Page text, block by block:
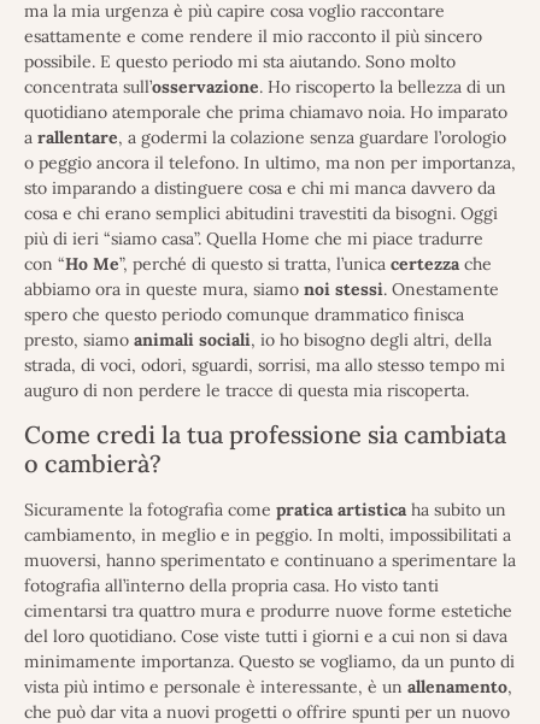
ma la mia urgenza è più capire cosa voglio raccontare
esattamente e come rendere il mio racconto il più sincero
possibile. E questo periodo mi sta aiutando. Sono molto
concentrata sull’osservazione. Ho riscoperto la bellezza di un
quotidiano atemporale che prima chiamavo noia. Ho imparato
a rallentare, a godermi la colazione senza guardare l’orologio
o peggio ancora il telefono. In ultimo, ma non per importanza,
sto imparando a distinguere cosa e chi mi manca davvero da
cosa e chi erano semplici abitudini travestiti da bisogni. Oggi
più di ieri “siamo casa”. Quella Home che mi piace tradurre
con “Ho Me”, perché di questo si tratta, l’unica certezza che
abbiamo ora in queste mura, siamo noi stessi. Onestamente
spero che questo periodo comunque drammatico finisca
presto, siamo animali sociali, io ho bisogno degli altri, della
strada, di voci, odori, sguardi, sorrisi, ma allo stesso tempo mi
auguro di non perdere le tracce di questa mia riscoperta.
Come credi la tua professione sia cambiata
o cambierà?
Sicuramente la fotografia come pratica artistica ha subito un
cambiamento, in meglio e in peggio. In molti, impossibilitati a
muoversi, hanno sperimentato e continuano a sperimentare la
fotografia all’interno della propria casa. Ho visto tanti
cimentarsi tra quattro mura e produrre nuove forme estetiche
del loro quotidiano. Cose viste tutti i giorni e a cui non si dava
minimamente importanza. Questo se vogliamo, da un punto di
vista più intimo e personale è interessante, è un allenamento,
che può dar vita a nuovi progetti o offrire spunti per un nuovo